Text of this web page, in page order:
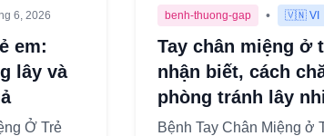
6, 2026
em:
lây và
Ở Trẻ
benh-thuong-gap • 🇻🇳 VI
Tay chân miệng ở
nhận biết, cách
phòng tránh lây
Bệnh Tay Chân Miệng ở